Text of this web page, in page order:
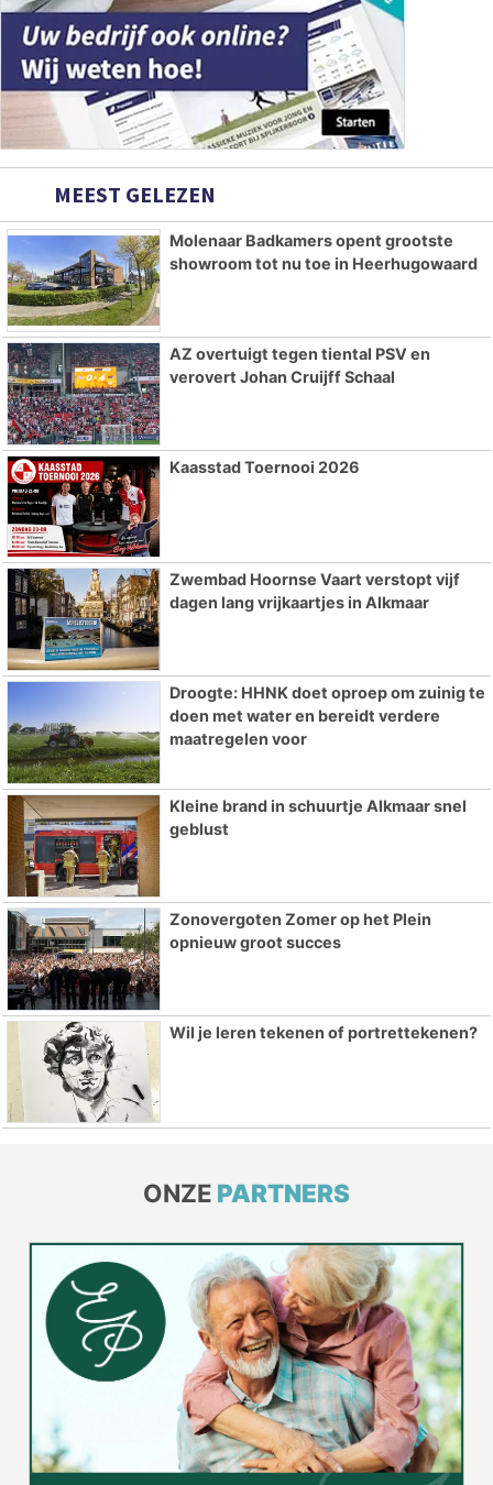
MEEST GELEZEN
Molenaar Badkamers opent grootste
showroom tot nu toe in Heerhugowaard
AZ overtuigt tegen tiental PSV en
verovert Johan Cruijff Schaal
Kaasstad Toernooi 2026
Zwembad Hoornse Vaart verstopt vijf
dagen lang vrijkaartjes in Alkmaar
Droogte: HHNK doet oproep om zuinig te
doen met water en bereidt verdere
maatregelen voor
Kleine brand in schuurtje Alkmaar snel
geblust
Zonovergoten Zomer op het Plein
opnieuw groot succes
Wil je leren tekenen of portrettekenen?
ONZE PARTNERS